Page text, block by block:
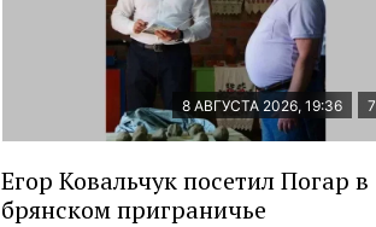
8 АВГУСТА 2026, 19:36 7
Егор Ковальчук посетил Погар в
брянском приграничье